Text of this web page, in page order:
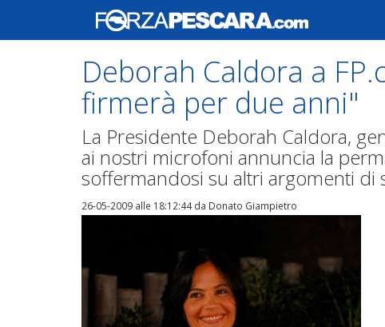
Deborah Caldora a
firmerà per due anni"
La Presidente Deborah Caldora,
ai nostri microfoni annuncia la
soffermandosi su altri argomenti di
26-05-2009 alle 18:12:44da Donato Giampietro